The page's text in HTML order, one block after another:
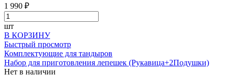
1 990 ₽
шт
В КОРЗИНУ
Быстрый просмотр
Комплектующие для тандыров
Набор для приготовления лепешек (Рукавица+2Подушки)
Нет в наличии